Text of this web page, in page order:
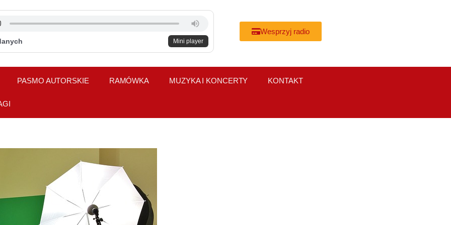
Mini player
Wesprzyj radio
PASMO AUTORSKIE RAMÓWKA MUZYKA I KONCERTY KONTAKT